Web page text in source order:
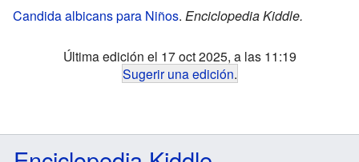
Candida albicans para Niños. Enciclopedia Kiddle.
Última edición el 17 oct 2025, a las 11:19
Sugerir una edición.